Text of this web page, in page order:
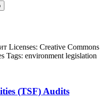
Licenses: Creative Commons
Tags: environment legislation
(TSF) Audits